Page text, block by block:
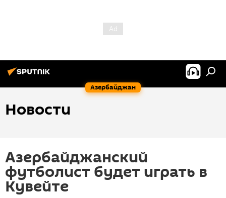
Азербайджан
Новости
Азербайджанский
футболист будет играть в
Кувейте